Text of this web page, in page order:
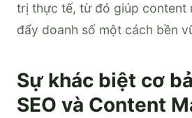
trị thực tế, từ đó giúp content
đẩy doanh số một cách bền
Sự khác biệt cơ
SEO và Content